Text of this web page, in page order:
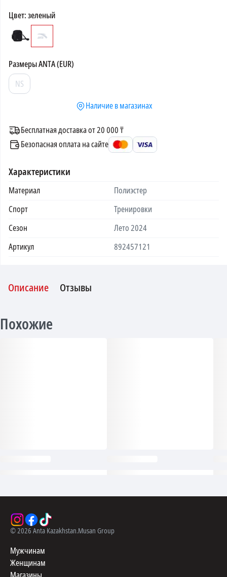
Цвет:зеленый
РазмерыANTA (EUR)
NS
Наличие в магазинах
Бесплатная доставка от 20 000 ₸
Безопасная оплата на сайте
Характеристики
Материал
Полиэстер
Спорт
Тренировки
Сезон
Лето 2024
Артикул
892457121
Описание Отзывы
Похожие
©2026 Anta Kazakhstan.Musan Group
Мужчинам
Женщинам